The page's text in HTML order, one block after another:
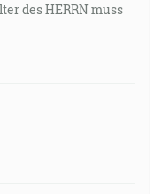
des HERRN muss